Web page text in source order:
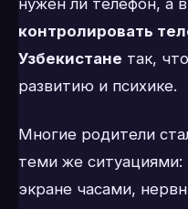
нужен ли телефон, а
контролировать
Узбекистане так,
развитию и психике.
Многие родители
теми же ситуациями:
экране часами,